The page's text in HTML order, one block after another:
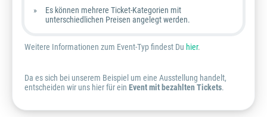
Es können mehrere Ticket-Kategorien mit
unterschiedlichen Preisen angelegt werden.
Weitere Informationen zum Event-Typ findest Du hier.
Da es sich bei unserem Beispiel um eine Ausstellung handelt,
entscheiden wir uns hier für ein Event mit bezahlten Tickets.